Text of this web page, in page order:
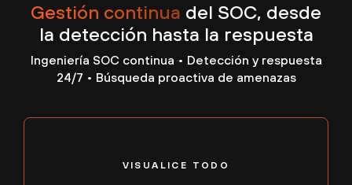
detección.
-
Gestión continua del SOC, desde
la detección hasta la respuesta
Ingeniería SOC continua • Detección y respuesta
24/7 • Búsqueda proactiva de amenazas
VISUALICE TODO